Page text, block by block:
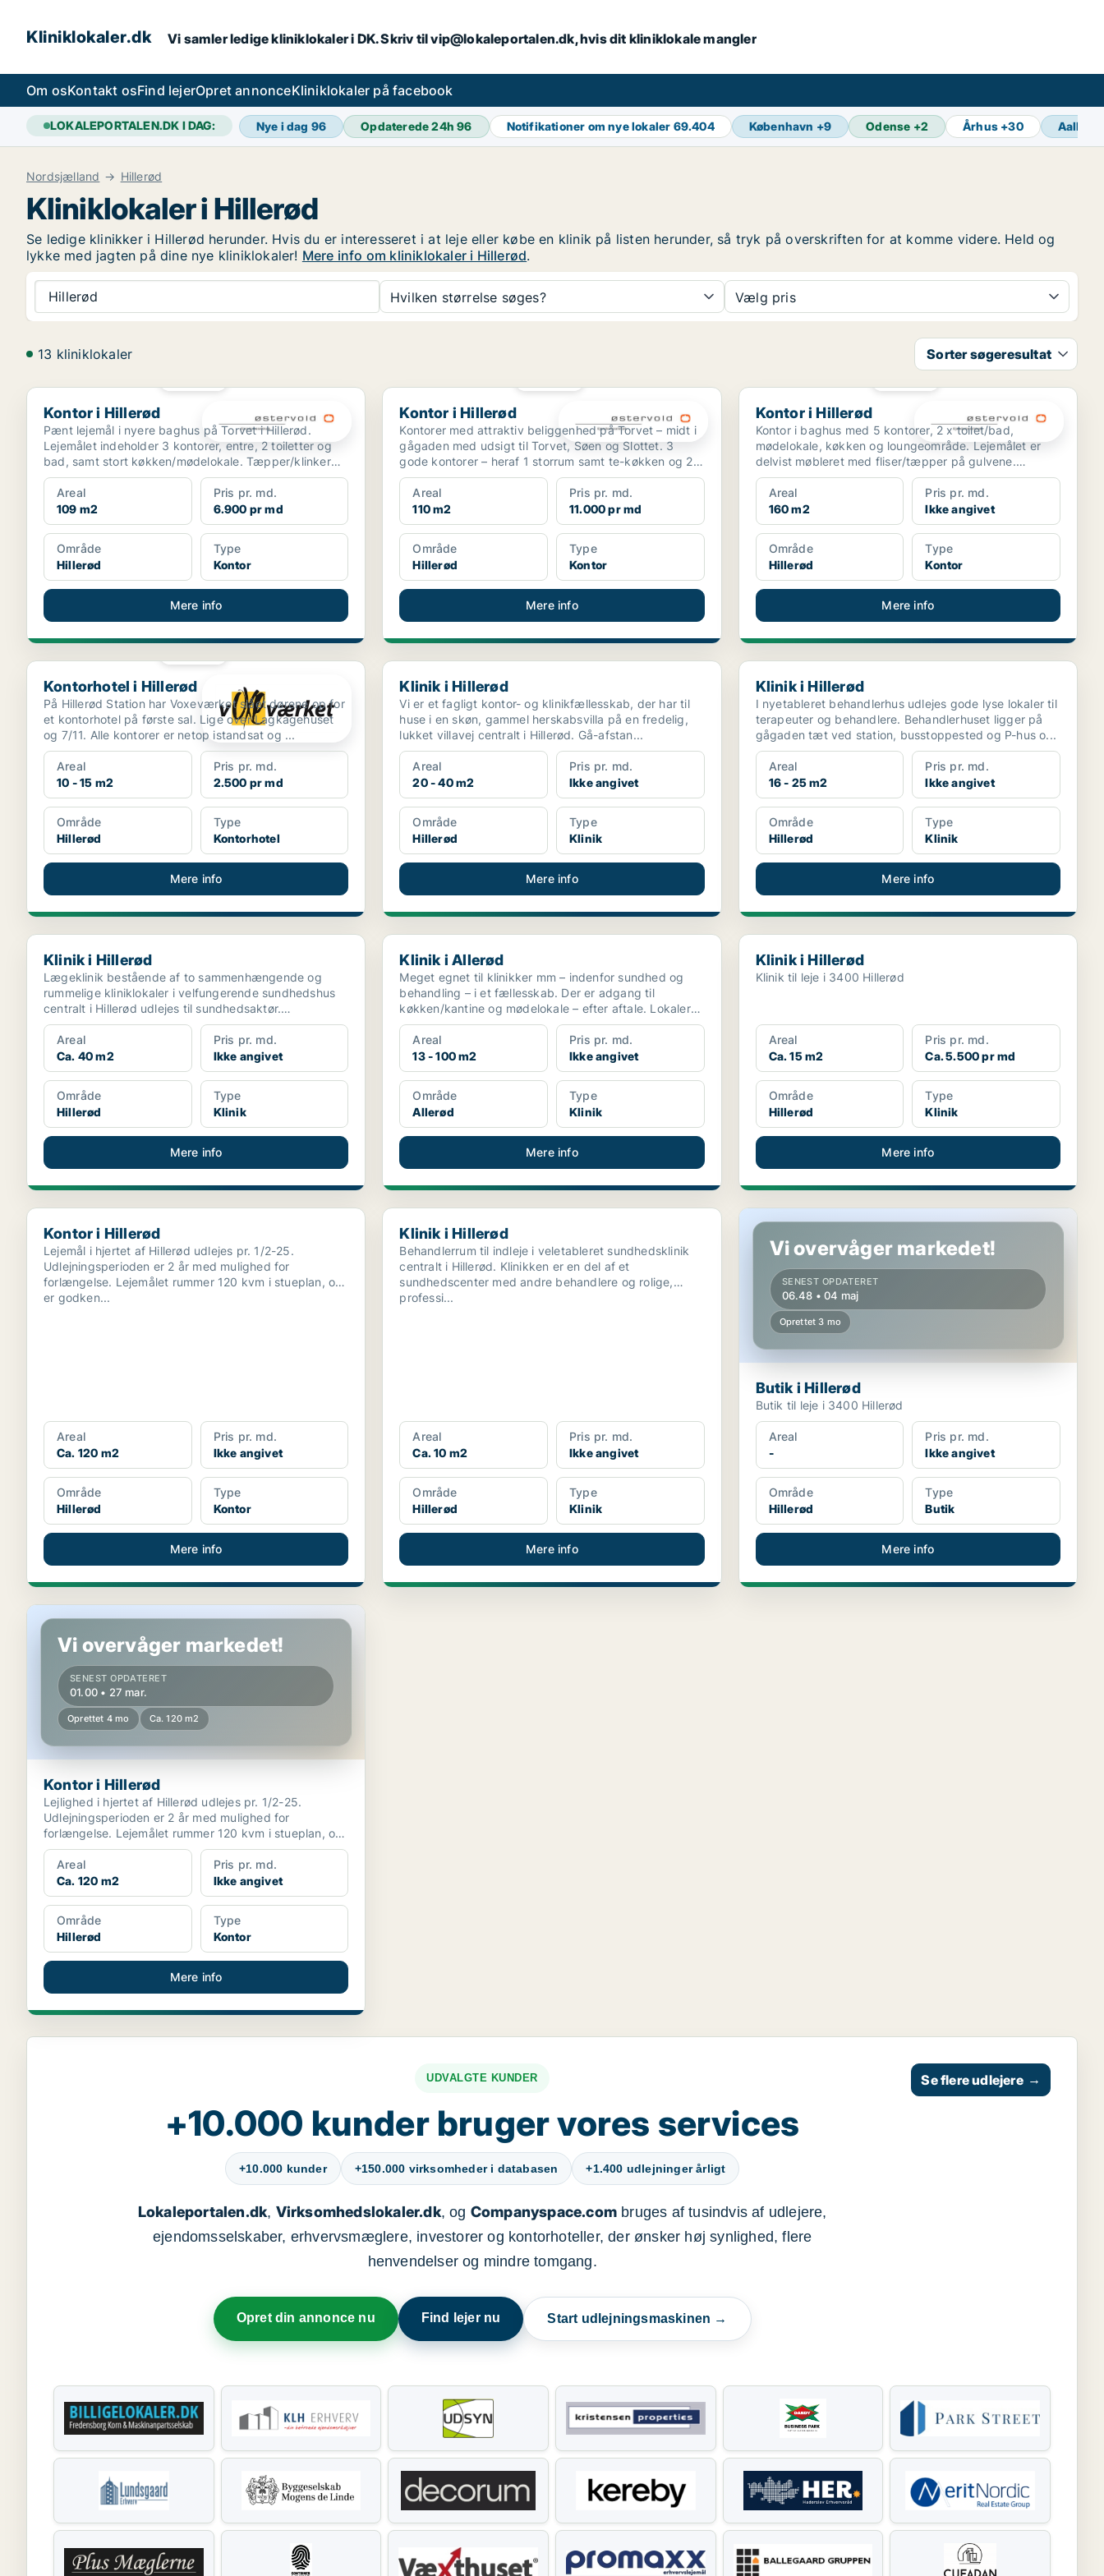
Kliniklokaler.dk Vi samler ledige kliniklokaler i DK. Skriv til vip@lokaleportalen.dk, hvis dit kliniklokale mangler
Om osKontakt osFind lejerOpret annonceKliniklokaler på facebook
LOKALEPORTALEN.DK I DAG: Nye i dag 96 Opdaterede 24h96 Notifikationer om nye lokaler 69.404 København +9 Odense +2 Århus +30 Aalborg
Nordsjælland Hillerød
Kliniklokaler i Hillerød
Se ledige klinikker i Hillerød herunder. Hvis du er interesseret i at leje eller købe en klinik på listen herunder, så tryk på overskriften for at komme videre. Held og
lykke med jagten på dine nye kliniklokaler! Mere info om kliniklokaler i Hillerød.
Hillerød Hvilken størrelse søges? Vælg pris
13 kliniklokaler Sorter søgeresultat
Kontor i Hillerød
Kontor i Hillerød
Pænt lejemål i nyere baghus på Torvet i Hillerød.
Lejemålet indeholder 3 kontorer, entre, 2 toiletter og
bad, samt stort køkken/mødelokale. Tæpper/klinker
på...
Areal
109 m2
Pris pr. md.
6.900 pr md
Område
Hillerød
Type
Kontor
Mere info
Kontor i Hillerød
Kontor i Hillerød
Kontorer med attraktiv beliggenhed på Torvet – midt i
gågaden med udsigt til Torvet, Søen og Slottet. 3
gode kontorer – heraf 1 storrum samt te-køkken og 2
t...
Areal
110 m2
Pris pr. md.
11.000 pr md
Område
Hillerød
Type
Kontor
Mere info
Kontor i Hillerød
Kontor i Hillerød
Kontor i baghus med 5 kontorer, 2 x toilet/bad,
mødelokale, køkken og loungeområde. Lejemålet er
delvist møbleret med fliser/tæpper på gulvene.
Mulighed for ...
Areal
160 m2
Pris pr. md.
Ikke angivet
Område
Hillerød
Type
Kontor
Mere info
Kontorhotel i Hillerød
Kontorhotel i Hillerød
På Hillerød Station har Voxeværket slået dørene op for
et kontorhotel på første sal. Lige over Lagkagehuset
og 7/11. Alle kontorer er netop istandsat og ...
Areal
10 - 15 m2
Pris pr. md.
2.500 pr md
Område
Hillerød
Type
Kontorhotel
Mere info
Klinik i Hillerød
Klinik i Hillerød
Vi er et fagligt kontor- og klinikfællesskab, der har til
huse i en skøn, gammel herskabsvilla på en fredelig,
lukket villavej centralt i Hillerød. Gå-afstan...
Areal
20 - 40 m2
Pris pr. md.
Ikke angivet
Område
Hillerød
Type
Klinik
Mere info
Klinik i Hillerød
Klinik i Hillerød
I nyetableret behandlerhus udlejes gode lyse lokaler til
terapeuter og behandlere. Behandlerhuset ligger på
gågaden tæt ved station, busstoppested og P-hus o...
Areal
16 - 25 m2
Pris pr. md.
Ikke angivet
Område
Hillerød
Type
Klinik
Mere info
Klinik i Hillerød
Klinik i Hillerød
Lægeklinik bestående af to sammenhængende og
rummelige kliniklokaler i velfungerende sundhedshus
centralt i Hillerød udlejes til sundhedsaktør.
Kliniklokaler...
Areal
Ca. 40 m2
Pris pr. md.
Ikke angivet
Område
Hillerød
Type
Klinik
Mere info
Klinik i Allerød
Klinik i Allerød
Meget egnet til klinikker mm – indenfor sundhed og
behandling – i et fællesskab. Der er adgang til
køkken/kantine og mødelokale – efter aftale. Lokalerne
l...
Areal
13 - 100 m2
Pris pr. md.
Ikke angivet
Område
Allerød
Type
Klinik
Mere info
Klinik i Hillerød
Klinik i Hillerød
Klinik til leje i 3400 Hillerød
Areal
Ca. 15 m2
Pris pr. md.
Ca. 5.500 pr md
Område
Hillerød
Type
Klinik
Mere info
Kontor i Hillerød
Kontor i Hillerød
Lejemål i hjertet af Hillerød udlejes pr. 1/2-25.
Udlejningsperioden er 2 år med mulighed for
forlængelse. Lejemålet rummer 120 kvm i stueplan, og
er godken...
Areal
Ca. 120 m2
Pris pr. md.
Ikke angivet
Område
Hillerød
Type
Kontor
Mere info
Klinik i Hillerød
Klinik i Hillerød
Behandlerrum til indleje i veletableret sundhedsklinik
centralt i Hillerød. Klinikken er en del af et
sundhedscenter med andre behandlere og rolige,
professi...
Areal
Ca. 10 m2
Pris pr. md.
Ikke angivet
Område
Hillerød
Type
Klinik
Mere info
Butik i Hillerød
Vi overvåger markedet!
SENEST OPDATERET
06.48 • 04 maj
Oprettet 3 mo
Butik i Hillerød
Butik til leje i 3400 Hillerød
Areal
-
Pris pr. md.
Ikke angivet
Område
Hillerød
Type
Butik
Mere info
Kontor i Hillerød
Vi overvåger markedet!
SENEST OPDATERET
01.00 • 27 mar.
Oprettet 4 mo Ca. 120 m2
Kontor i Hillerød
Lejlighed i hjertet af Hillerød udlejes pr. 1/2-25.
Udlejningsperioden er 2 år med mulighed for
forlængelse. Lejemålet rummer 120 kvm i stueplan, og
er go...
Areal
Ca. 120 m2
Pris pr. md.
Ikke angivet
Område
Hillerød
Type
Kontor
Mere info
UDVALGTE KUNDER
+10.000 kunder bruger vores services
+10.000 kunder +150.000 virksomheder i databasen +1.400 udlejninger årligt
Lokaleportalen.dk, Virksomhedslokaler.dk, og Companyspace.combruges af tusindvis af udlejere,
ejendomsselskaber, erhvervsmæglere, investorer og kontorhoteller, der ønsker høj synlighed, flere
henvendelser og mindre tomgang.
Opret din annonce nu Find lejer nu Start udlejningsmaskinen →
Se flere udlejere →